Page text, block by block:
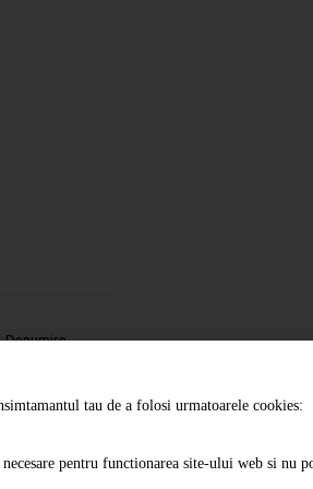
Denumire
tau de a folosi urmatoarele cookies:
necesare pentru functionarea site-ului web si nu